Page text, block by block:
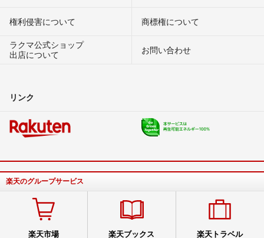
権利侵害について
商標権について
ラクマ公式ショップ
出店について
お問い合わせ
リンク
楽天のグループサービス
楽天市場 楽天ブックス 楽天トラベル